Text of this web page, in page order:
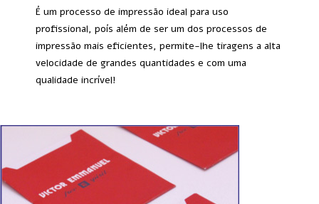
É um processo de impressão ideal para uso
profissional, poís além de ser um dos processos de
impressão mais eficientes, permite-lhe tiragens a alta
velocidade de grandes quantidades e com uma
qualidade incrível!